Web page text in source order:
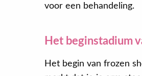
voor een behandeling.
Het beginstadium
Het begin van frozen